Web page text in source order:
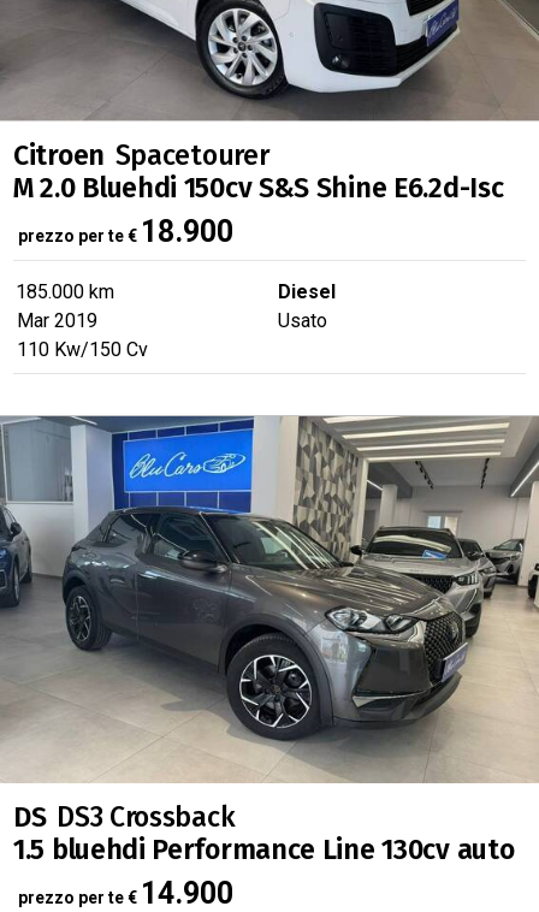
Citroen Spacetourer
M 2.0 Bluehdi 150cv S&S Shine E6.2d-Isc
prezzo per te€ 18.900
185.000 km
Diesel
Mar 2019
Usato
110 Kw/150 Cv
DS DS3 Crossback
1.5 bluehdi Performance Line 130cv auto
prezzo per te€ 14.900